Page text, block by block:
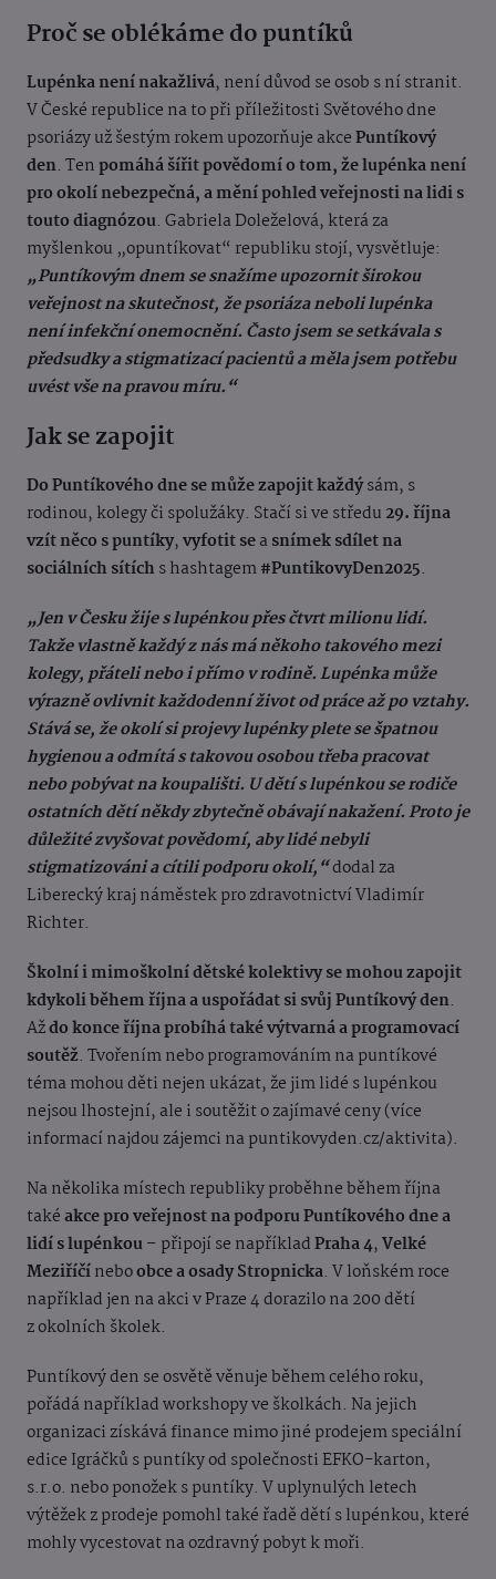
Proč se oblékáme do puntíků
Lupénka není nakažlivá, není důvod se osob s ní stranit.
V České republice na to při příležitosti Světového dne
psoriázy už šestým rokem upozorňuje akcePuntíkový
den. Ten pomáhá šířit povědomí o tom, že lupénka není
pro okolí nebezpečná, a mění pohled veřejnosti na lidi s
touto diagnózou. Gabriela Doleželová, která za
myšlenkou „opuntíkovat“ republiku stojí, vysvětluje:
„Puntíkovým dnem se snažíme upozornit širokou
veřejnost na skutečnost, že psoriáza neboli lupénka
není infekční onemocnění. Často jsem se setkávala s
předsudky a stigmatizací pacientů a měla jsem potřebu
uvést vše na pravou míru.“
Jak se zapojit
Do Puntíkového dne se může zapojit každýsám, s
rodinou, kolegy či spolužáky. Stačí si ve středu 29. října
vzít něco s puntíky,vyfotit seasnímek sdílet na
sociálních sítíchs hashtagem#PuntikovyDen2025.
„Jen v Česku žije s lupénkou přes čtvrt milionu lidí.
Takže vlastně každý z nás má někoho takového mezi
kolegy, přáteli nebo i přímo v rodině. Lupénka může
výrazně ovlivnit každodenní život od práce až po vztahy.
Stává se, že okolí si projevy lupénky plete se špatnou
hygienou a odmítá s takovou osobou třeba pracovat
nebo pobývat na koupališti. U dětí s lupénkou se rodiče
ostatních dětí někdy zbytečně obávají nakažení. Proto je
důležité zvyšovat povědomí, aby lidé nebyli
stigmatizováni a cítili podporu okolí,“dodal za
Liberecký kraj náměstek pro zdravotnictví Vladimír
Richter.
Školní i mimoškolní dětské kolektivy se mohou zapojit
kdykoli během října a uspořádat si svůj Puntíkový den.
Aždo konce října probíhá také výtvarná a programovací
soutěž. Tvořením nebo programováním na puntíkové
téma mohou děti nejen ukázat, že jim lidé s lupénkou
nejsou lhostejní, ale i soutěžit o zajímavé ceny (více
informací najdou zájemci na puntikovyden.cz/aktivita).
Na několika místech republiky proběhne během října
takéakce pro veřejnost na podporu Puntíkového dne a
lidí s lupénkou– připojí se napříkladPraha 4,Velké
Meziříčíneboobce a osady Stropnicka. V loňském roce
například jen na akci v Praze 4 dorazilo na 200 dětí
z okolních školek.
Puntíkový den se osvětě věnuje během celého roku,
pořádá například workshopy ve školkách. Na jejich
organizaci získává finance mimo jiné prodejem speciální
edice Igráčků s puntíky od společnosti EFKO-karton,
s.r.o. nebo ponožek s puntíky. V uplynulých letech
výtěžek z prodeje pomohl také řadě dětí s lupénkou, které
mohly vycestovat na ozdravný pobyt k moři.